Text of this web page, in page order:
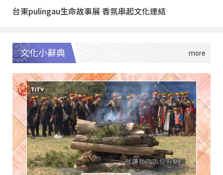
台東pulingau生命故事展 香氛串起文化連結
文化小辭典